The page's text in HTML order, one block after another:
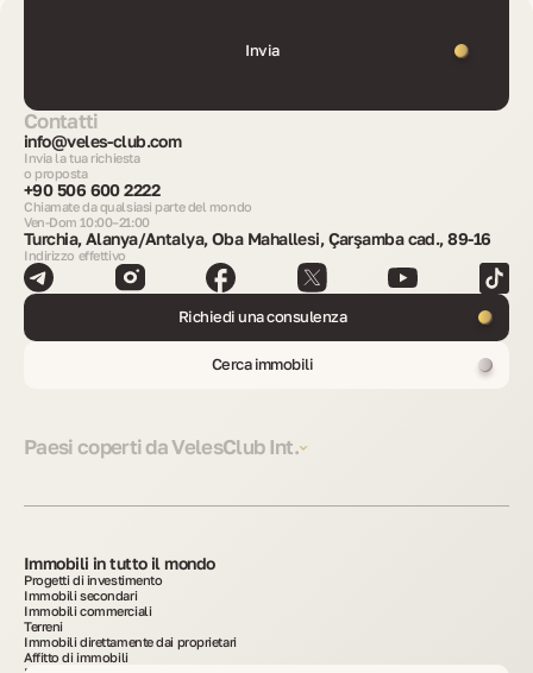
Invia
Contatti
info@veles-club.com
Invia la tua richiesta
o proposta
+90 506 600 2222
Chiamate da qualsiasi parte del mondo
Ven-Dom 10:00–21:00
Turchia, Alanya/Antalya, Oba Mahallesi, Çarşamba cad., 89-16
Indirizzo effettivo
Richiedi una consulenza
Cerca immobili
Paesi coperti da VelesClub Int.
Immobili in tutto il mondo
Progetti di investimento
Immobili secondari
Immobili commerciali
Terreni
Immobili direttamente dai proprietari
Affitto di immobili